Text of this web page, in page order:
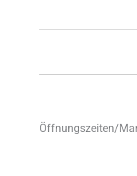
Öffnungszeiten/